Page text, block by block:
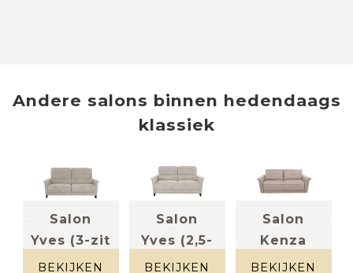
Andere salons binnen hedendaags
klassiek
Salon
Yves (3-zit
incl 2 el...
BEKIJKEN
Salon
Yves (2,5-
zit)
BEKIJKEN
Salon
Kenza
(2,5-zit)
BEKIJKEN